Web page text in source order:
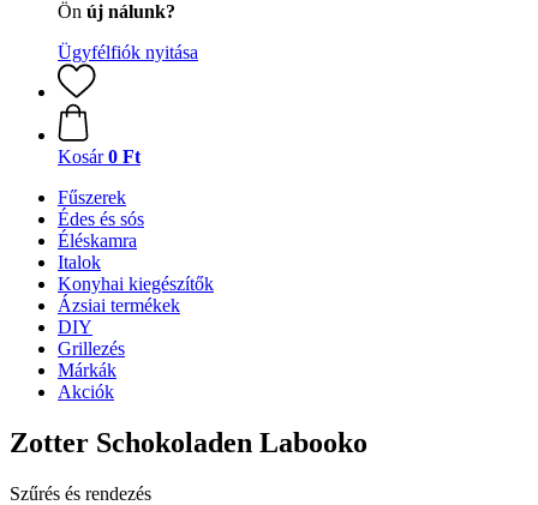
Ön új nálunk?
Ügyfélfiók nyitása
Kosár 0 Ft
Fűszerek
Édes és sós
Éléskamra
Italok
Konyhai kiegészítők
Ázsiai termékek
DIY
Grillezés
Márkák
Akciók
Zotter Schokoladen Labooko
Szűrés és rendezés